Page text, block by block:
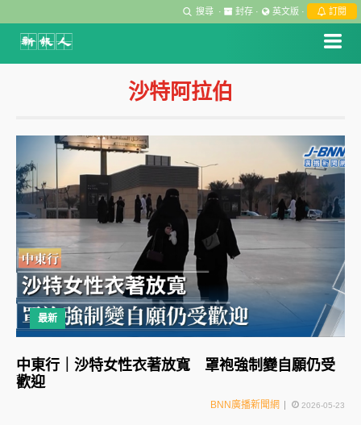
搜尋 · 封存 · 英文版 · 訂閱
沙特阿拉伯
最新
中東行｜沙特女性衣著放寬 罩袍強制變自願仍受
歡迎
BNN廣播新聞網 2026-05-23